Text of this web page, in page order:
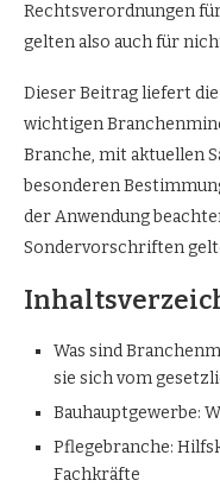
Rechtsverordnungen
gelten also auch für
Dieser Beitrag liefert
wichtigen
Branche, mit aktuellen
besonderen
der Anwendung
Sondervorschriften
Was sind
sie sich vom
Bauhauptgewerbe:
Pflegebranche:
Fachkräfte